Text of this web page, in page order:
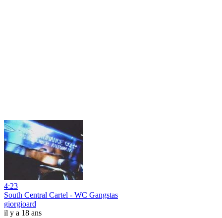
4:23
South Central Cartel - WC Gangstas
giorgioard
il y a 18 ans